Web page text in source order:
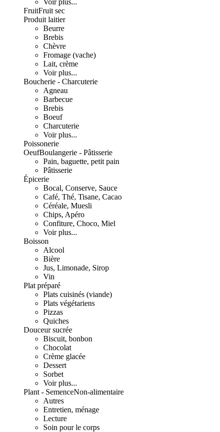
Voir plus...
FruitFruit sec
Produit laitier
Beurre
Brebis
Chèvre
Fromage (vache)
Lait, crème
Voir plus...
Boucherie - Charcuterie
Agneau
Barbecue
Brebis
Boeuf
Charcuterie
Voir plus...
Poissonerie
OeufBoulangerie - Pâtisserie
Pain, baguette, petit pain
Pâtisserie
Épicerie
Bocal, Conserve, Sauce
Café, Thé, Tisane, Cacao
Céréale, Muesli
Chips, Apéro
Confiture, Choco, Miel
Voir plus...
Boisson
Alcool
Bière
Jus, Limonade, Sirop
Vin
Plat préparé
Plats cuisinés (viande)
Plats végétariens
Pizzas
Quiches
Douceur sucrée
Biscuit, bonbon
Chocolat
Crème glacée
Dessert
Sorbet
Voir plus...
Plant - SemenceNon-alimentaire
Autres
Entretien, ménage
Lecture
Soin pour le corps